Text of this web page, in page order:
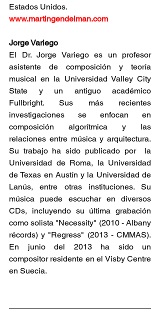
Estados Unidos.
www.martingendelman.com
Jorge Variego
El Dr. Jorge Variego es un profesor
asistente de composición y teoría
musical en la Universidad Valley City
State y un antiguo académico
Fullbright. Sus más recientes
investigaciones se enfocan en
composición algorítmica y las
relaciones entre música y arquitectura.
Su trabajo ha sido publicado por  la
Universidad de Roma, la Universidad
de Texas en Austín y la Universidad de
Lanús, entre otras instituciones. Su
música puede escuchar en diversos
CDs, incluyendo su última grabación
como solista "Necessity" (2010 - Albany
récords) y "Regress" (2013 - CMMAS).
En junio del 2013 ha sido un
compositor residente en el Visby Centre
en Suecia.